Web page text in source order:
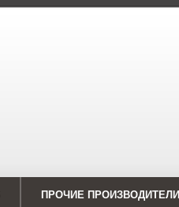
ПРОЧИЕ ПРОИЗВОДИТЕЛИ